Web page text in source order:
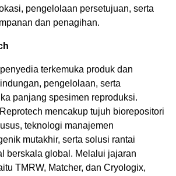
pengelolaan persetujuan, serta
dan penagihan.
terkemuka produk dan
pengelolaan, serta
panjang spesimen reproduksi.
mencakup tujuh biorepositori
teknologi manajemen
mutakhir, serta solusi rantai
berskala global. Melalui jajaran
TMRW, Matcher, dan Cryologix,